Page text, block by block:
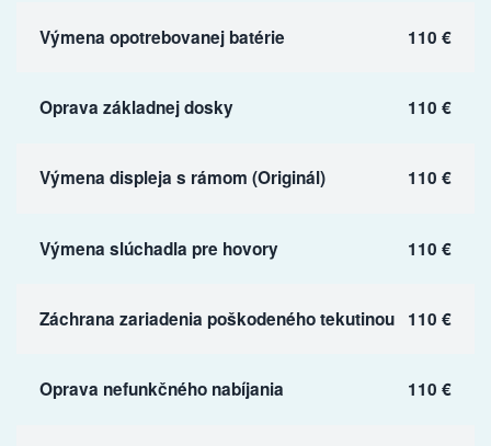
Výmena opotrebovanej batérie 110 €
Oprava základnej dosky 110 €
Výmena displeja s rámom (Originál) 110 €
Výmena slúchadla pre hovory 110 €
Záchrana zariadenia poškodeného tekutinou 110 €
Oprava nefunkčného nabíjania 110 €